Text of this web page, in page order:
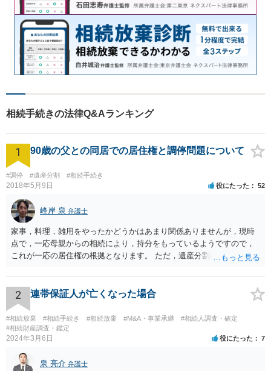
相続手続きの法律Q&Aランキング
1 90歳の父との同居での居住権と調停問題について
#調停 #遺産分割 #相続手続き
2018年5月9日 役にたった 52
峰岸 泉 弁護士
家事，料理，雑用をやったかどうかはあまり関係ありませんが，現時
点で，一応母親からの相続により，持分をもっているようですので，
これが一応の居住権の根拠となります。 ただ，遺産分割により，母の
2 連帯保証人が亡くなった場合
#相続放棄 #相続手続き #相続放棄 #M&A・事業承継
#相続人調査・確定
#相続財産調査・鑑定
2024年3月6日 役にたった 7
泉 亮介 弁護士